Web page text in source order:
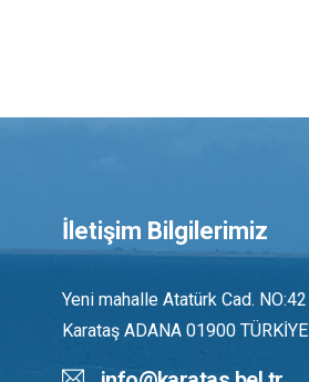
İletişim Bilgilerimiz
Yeni mahalle Atatürk Cad. NO:42
Karataş ADANA 01900 TÜRKİYE